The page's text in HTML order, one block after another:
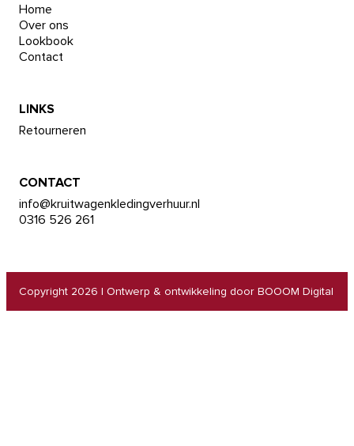
Home
Over ons
Lookbook
Contact
LINKS
Retourneren
CONTACT
info@kruitwagenkledingverhuur.nl
0316 526 261
Copyright 2026 | Ontwerp & ontwikkeling door BOOOM Digital